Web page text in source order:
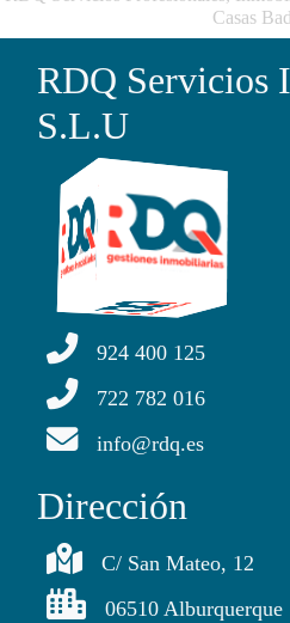
Casas
RDQ Servicios
S.L.U
924 400 125
722 782 016
info@rdq.es
Dirección
C/ San Mateo, 12
06510 Alburquerque